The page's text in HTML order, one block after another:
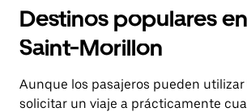
Destinos populares en
Saint-Morillon
Aunque los pasajeros pueden
solicitar un viaje a prácticamente